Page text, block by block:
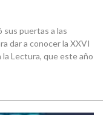
sus puertas a las
dar a conocer la XXVI
la Lectura, que este año